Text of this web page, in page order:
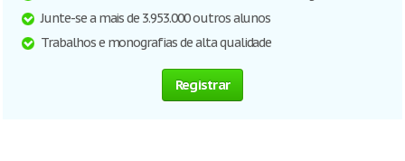
Junte-se a mais de 3.953.000 outros alunos
Trabalhos e monografias de alta qualidade
Registrar